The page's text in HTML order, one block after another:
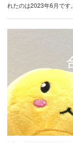
れたのは2023年6月で